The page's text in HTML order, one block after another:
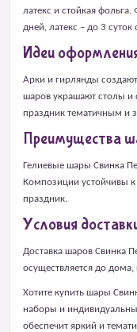
латекс и стойкая
дней, латекс – до 3 суток
Идеи
Арки и гирлянды
шаров украшают столы и
праздник тематичным и
Преимущества
Гелиевые шары Свинка
Композиции устойчивы
праздник.
Условия
Доставка шаров Свинка
осуществляется до дома,
Хотите купить шары
наборы и
обеспечит яркий и